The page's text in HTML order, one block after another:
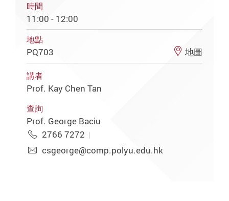
時間
11:00 - 12:00
地點
PQ703 地圖
講者
Prof. Kay Chen Tan
查詢
Prof. George Baciu
2766 7272
csgeorge@comp.polyu.edu.hk